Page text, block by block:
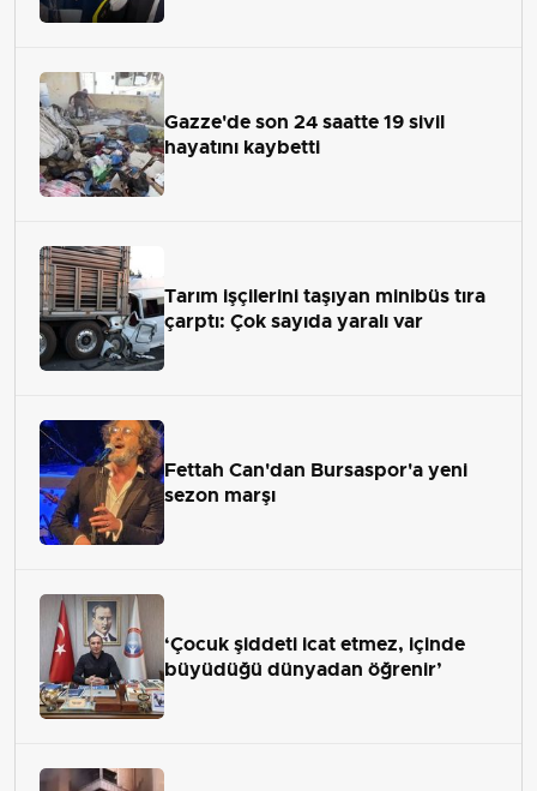
Gazze'de son 24 saatte 19 sivil
hayatını kaybetti
Tarım işçilerini taşıyan minibüs tıra
çarptı: Çok sayıda yaralı var
Fettah Can'dan Bursaspor'a yeni
sezon marşı
‘Çocuk şiddeti icat etmez, içinde
büyüdüğü dünyadan öğrenir’